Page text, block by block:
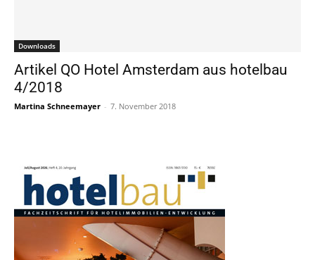
Downloads
Artikel QO Hotel Amsterdam aus hotelbau
4/2018
Martina Schneemayer - 7. November 2018